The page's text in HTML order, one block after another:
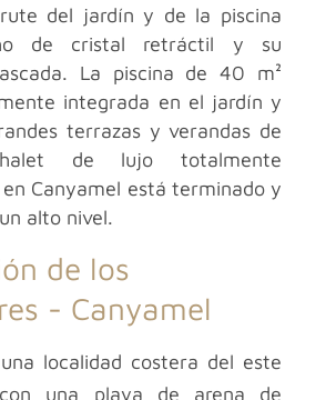
del jardín y de la piscina
de cristal retráctil y su
La piscina de 40 m²
integrada en el jardín y
terrazas y verandas de
de lujo totalmente
Canyamel está terminado y
alto nivel.
de los
- Canyamel
localidad costera del este
una playa de arena de